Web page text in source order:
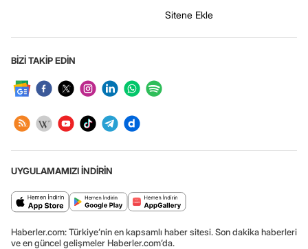
Sitene Ekle
BİZİ TAKİP EDİN
UYGULAMAMIZI İNDİRİN
Haberler.com: Türkiye’nin en kapsamlı haber sitesi. Son dakika haberleri
ve en güncel gelişmeler Haberler.com’da.